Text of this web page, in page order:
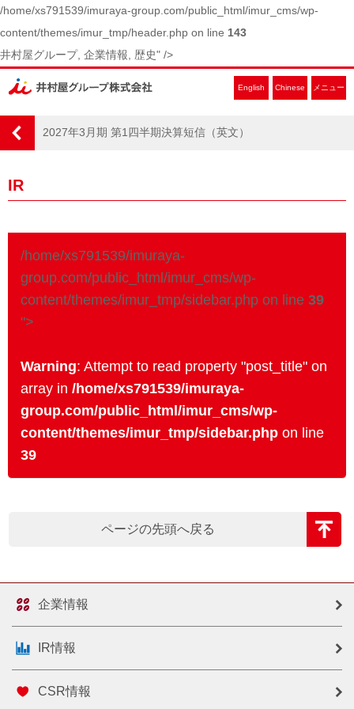
/home/xs791539/imuraya-group.com/public_html/imur_cms/wp-
content/themes/imur_tmp/header.php on line 143
井村屋グループ, 企業情報, 歴史" />
English Chinese メニュー
2027年3月期 第1四半期決算短信（英文）
IR
/home/xs791539/imuraya-
group.com/public_html/imur_cms/wp-
content/themes/imur_tmp/sidebar.php on line 39
">
Warning: Attempt to read property "post_title" on
array in /home/xs791539/imuraya-
group.com/public_html/imur_cms/wp-
content/themes/imur_tmp/sidebar.php on line
39
ページの先頭へ戻る
企業情報
IR情報
CSR情報